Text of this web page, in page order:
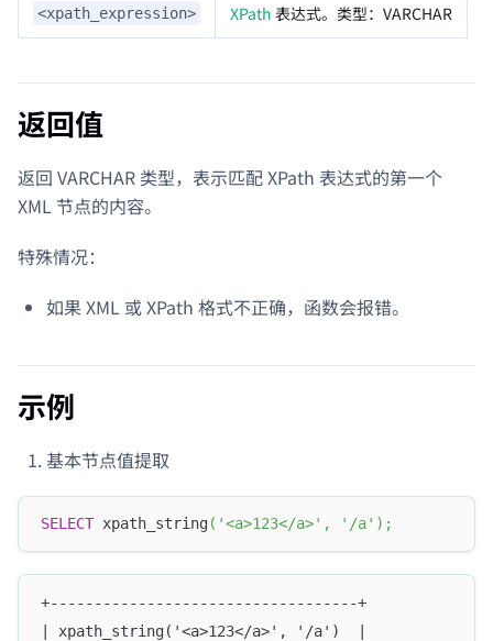
<xpath_expression> XPath 表达式。类型：VARCHAR
返回值
返回 VARCHAR 类型，表示匹配 XPath 表达式的第一个
XML 节点的内容。
特殊情况：
如果 XML 或 XPath 格式不正确，函数会报错。
示例
基本节点值提取
SELECT xpath_string( '<a>123</a>' , '/a' ) ;
+-----------------------------------+
| xpath_string('<a>123</a>', '/a')  |